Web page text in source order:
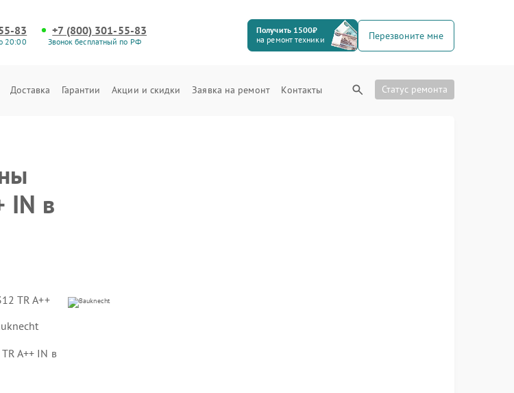
83
20:00
+7 (800) 301-55-83
Звонок бесплатный по РФ
Получить 1500₽
на ремонт техники
Перезвоните мне
Доставка Гарантии Акции и скидки Заявка на ремонт Контакты Статус ремонта
IN в
TR A++
A++ IN в